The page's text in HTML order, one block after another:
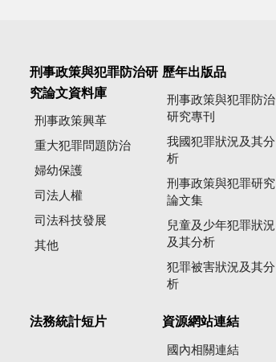
刑事政策與犯罪防治研
究論文資料庫
刑事政策興革
重大犯罪問題防治
婦幼保護
司法人權
司法科技發展
其他
歷年出版品
刑事政策與犯罪防治
研究專刊
我國犯罪狀況及其分
析
刑事政策與犯罪研究
論文集
兒童及少年犯罪狀況
及其分析
犯罪被害狀況及其分
析
法務統計短片 資源網站連結
國內相關連結